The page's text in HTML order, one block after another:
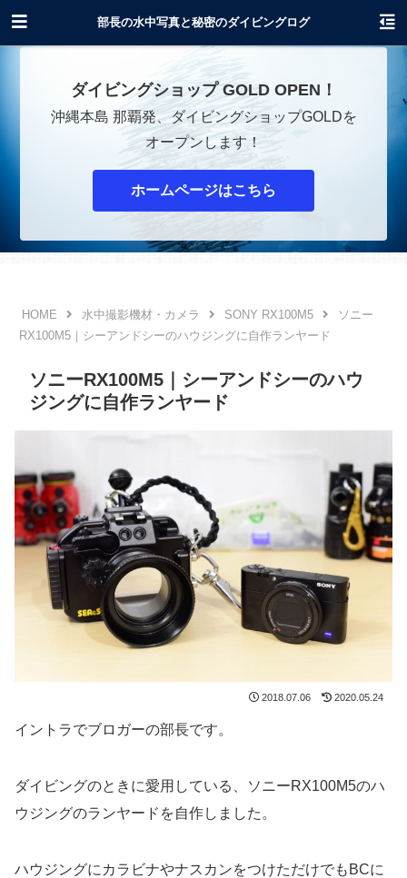
沖縄でダイビングショップOPENします！
ダイビングショップ GOLD OPEN！
沖縄本島 那覇発、ダイビングショップGOLDを
オープンします！
ホームページはこちら
水中撮影機材・カメラ SONY RX100M5
ソニー
RX100M5｜シーアンドシーのハウジングに自作ランヤード
ソニーRX100M5｜シーアンドシーのハウ
ジングに自作ランヤード
2018.07.06 2020.05.24
イントラでブロガーの部長です。
ダイビングのときに愛用している、ソニーRX100M5のハ
ウジングのランヤードを自作しました。
ハウジングにカラビナやナスカンをつけただけでもBCに
部長の水中写真と秘密のダイビングログ